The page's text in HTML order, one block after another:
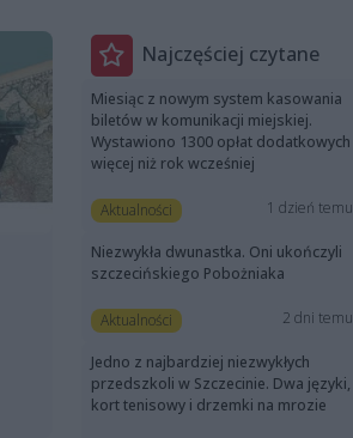
Najczęściej czytane
Miesiąc z nowym system kasowania
biletów w komunikacji miejskiej.
Wystawiono 1300 opłat dodatkowych
więcej niż rok wcześniej
Aktualności 1 dzień temu
Niezwykła dwunastka. Oni ukończyli
szczecińskiego Pobożniaka
Aktualności 2 dni temu
Jedno z najbardziej niezwykłych
przedszkoli w Szczecinie. Dwa języki,
kort tenisowy i drzemki na mrozie